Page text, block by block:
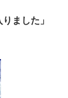
ました」